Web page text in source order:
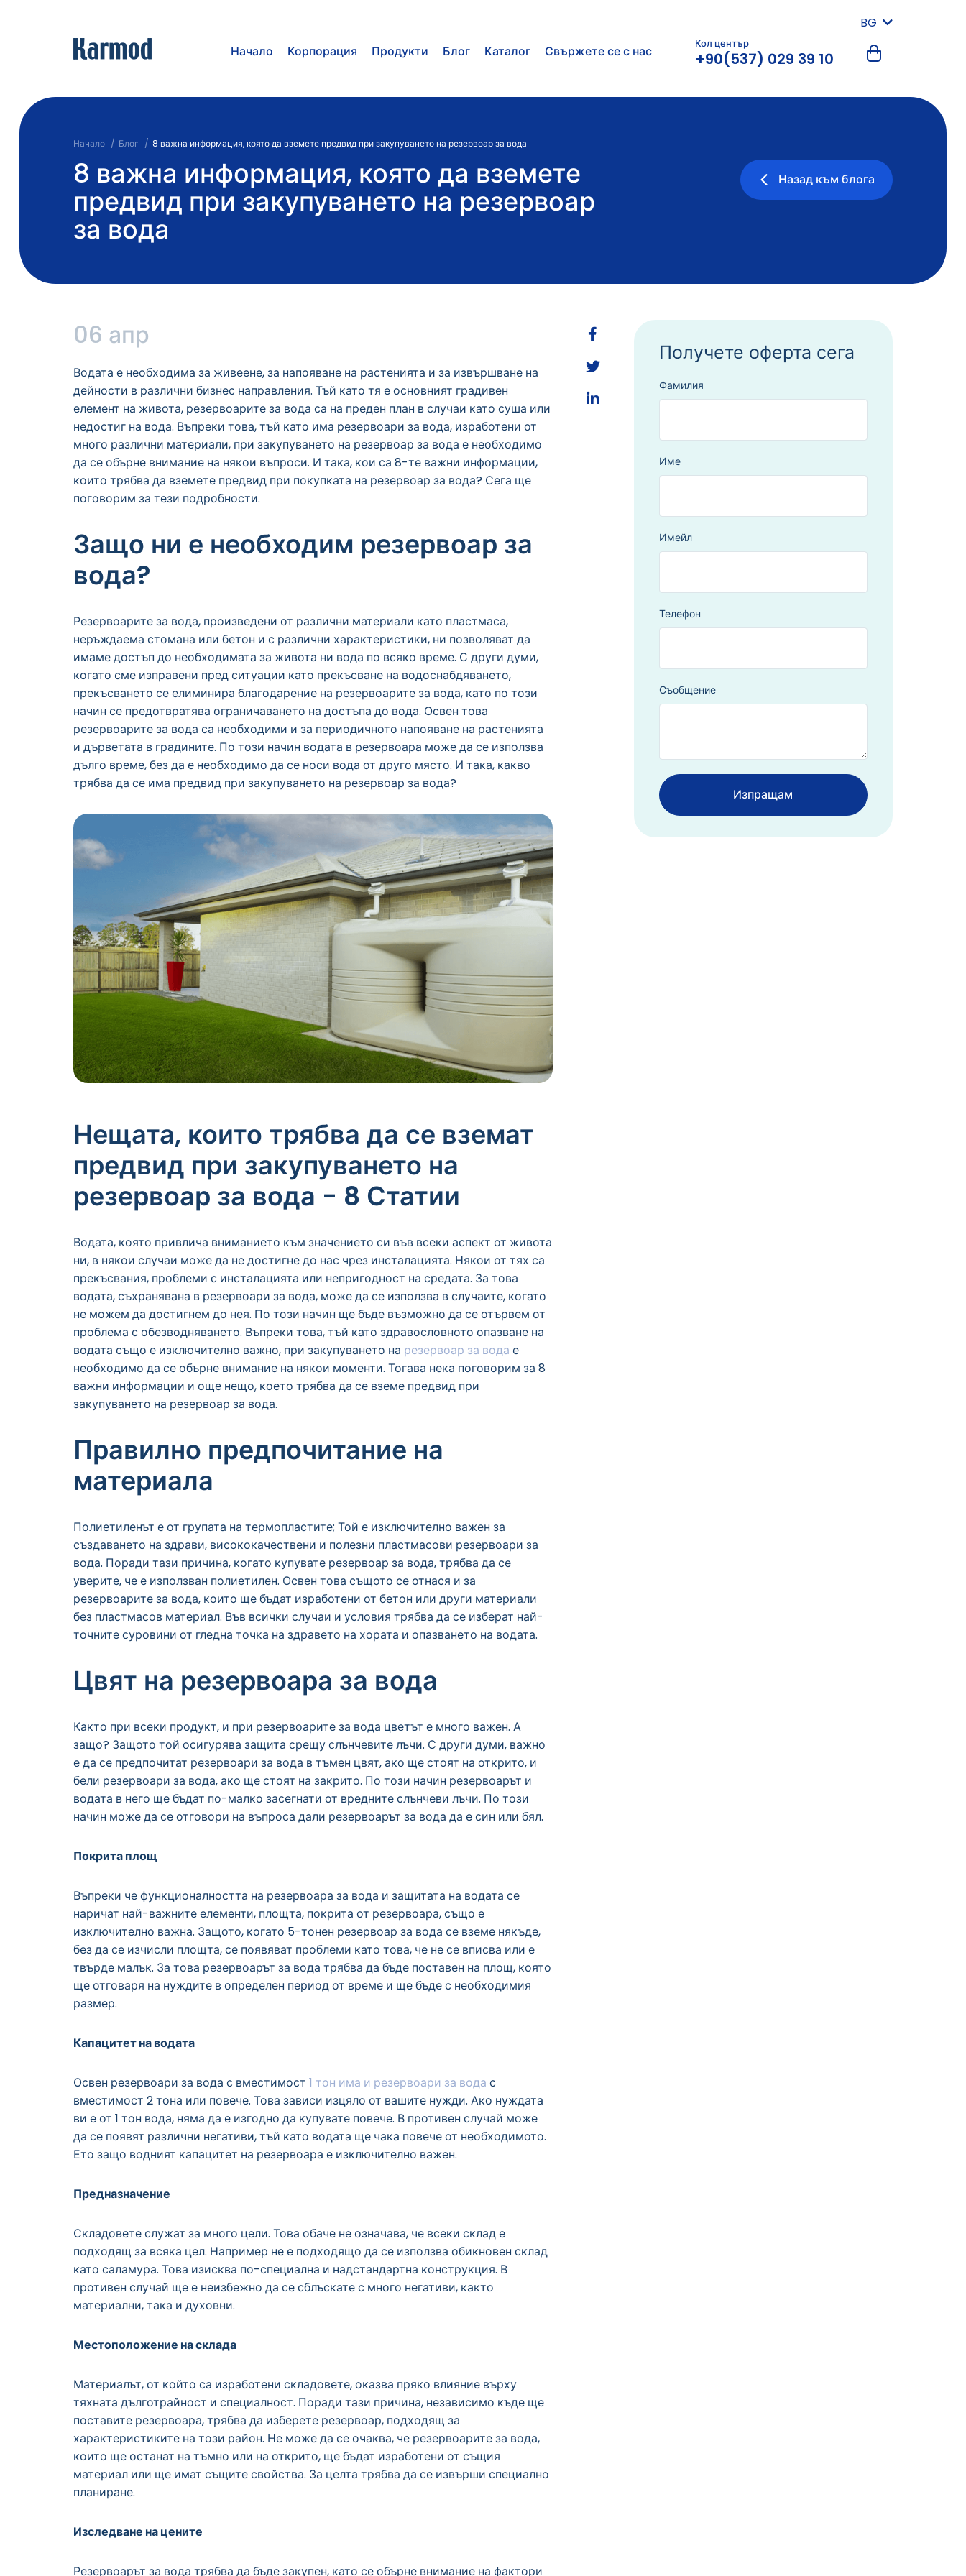
BG
Начало
Корпорация Продукти Блог Каталог Свържете се с нас Кол център
+90(537) 029 39 10
Начало Блог 8 важна информация, която да вземете предвид при закупуването на резервоар за вода
8 важна информация, която да вземете
предвид при закупуването на резервоар
за вода
Назад към блога
06 апр
Водата е необходима за живеене, за напояване на растенията и за извършване на
дейности в различни бизнес направления. Тъй като тя е основният градивен
елемент на живота, резервоарите за вода са на преден план в случаи като суша или
недостиг на вода. Въпреки това, тъй като има резервоари за вода, изработени от
много различни материали, при закупуването на резервоар за вода е необходимо
да се обърне внимание на някои въпроси. И така, кои са 8-те важни информации,
които трябва да вземете предвид при покупката на резервоар за вода? Сега ще
поговорим за тези подробности.
Защо ни е необходим резервоар за
вода?
Резервоарите за вода, произведени от различни материали като пластмаса,
неръждаема стомана или бетон и с различни характеристики, ни позволяват да
имаме достъп до необходимата за живота ни вода по всяко време. С други думи,
когато сме изправени пред ситуации като прекъсване на водоснабдяването,
прекъсването се елиминира благодарение на резервоарите за вода, като по този
начин се предотвратява ограничаването на достъпа до вода. Освен това
резервоарите за вода са необходими и за периодичното напояване на растенията
и дърветата в градините. По този начин водата в резервоара може да се използва
дълго време, без да е необходимо да се носи вода от друго място. И така, какво
трябва да се има предвид при закупуването на резервоар за вода?
Нещата, които трябва да се вземат
предвид при закупуването на
резервоар за вода - 8 Статии
Водата, която привлича вниманието към значението си във всеки аспект от живота
ни, в някои случаи може да не достигне до нас чрез инсталацията. Някои от тях са
прекъсвания, проблеми с инсталацията или непригодност на средата. За това
водата, съхранявана в резервоари за вода, може да се използва в случаите, когато
не можем да достигнем до нея. По този начин ще бъде възможно да се отървем от
проблема с обезводняването. Въпреки това, тъй като здравословното опазване на
водата също е изключително важно, при закупуването на резервоар за вода е
необходимо да се обърне внимание на някои моменти. Тогава нека поговорим за 8
важни информации и още нещо, което трябва да се вземе предвид при
закупуването на резервоар за вода.
Правилно предпочитание на
материала
Полиетиленът е от групата на термопластите; Той е изключително важен за
създаването на здрави, висококачествени и полезни пластмасови резервоари за
вода. Поради тази причина, когато купувате резервоар за вода, трябва да се
уверите, че е използван полиетилен. Освен това същото се отнася и за
резервоарите за вода, които ще бъдат изработени от бетон или други материали
без пластмасов материал. Във всички случаи и условия трябва да се изберат най-
точните суровини от гледна точка на здравето на хората и опазването на водата.
Цвят на резервоара за вода
Както при всеки продукт, и при резервоарите за вода цветът е много важен. А
защо? Защото той осигурява защита срещу слънчевите лъчи. С други думи, важно
е да се предпочитат резервоари за вода в тъмен цвят, ако ще стоят на открито, и
бели резервоари за вода, ако ще стоят на закрито. По този начин резервоарът и
водата в него ще бъдат по-малко засегнати от вредните слънчеви лъчи. По този
начин може да се отговори на въпроса дали резервоарът за вода да е син или бял.
Покрита площ
Въпреки че функционалността на резервоара за вода и защитата на водата се
наричат най-важните елементи, площта, покрита от резервоара, също е
изключително важна. Защото, когато 5-тонен резервоар за вода се вземе някъде,
без да се изчисли площта, се появяват проблеми като това, че не се вписва или е
твърде малък. За това резервоарът за вода трябва да бъде поставен на площ, която
ще отговаря на нуждите в определен период от време и ще бъде с необходимия
размер.
Капацитет на водата
Освен резервоари за вода с вместимост 1 тон има и резервоари за вода с
вместимост 2 тона или повече. Това зависи изцяло от вашите нужди. Ако нуждата
ви е от 1 тон вода, няма да е изгодно да купувате повече. В противен случай може
да се появят различни негативи, тъй като водата ще чака повече от необходимото.
Ето защо водният капацитет на резервоара е изключително важен.
Предназначение
Складовете служат за много цели. Това обаче не означава, че всеки склад е
подходящ за всяка цел. Например не е подходящо да се използва обикновен склад
като саламура. Това изисква по-специална и надстандартна конструкция. В
противен случай ще е неизбежно да се сблъскате с много негативи, както
материални, така и духовни.
Местоположение на склада
Материалът, от който са изработени складовете, оказва пряко влияние върху
тяхната дълготрайност и специалност. Поради тази причина, независимо къде ще
поставите резервоара, трябва да изберете резервоар, подходящ за
характеристиките на този район. Не може да се очаква, че резервоарите за вода,
които ще останат на тъмно или на открито, ще бъдат изработени от същия
материал или ще имат същите свойства. За целта трябва да се извърши специално
планиране.
Изследване на цените
Резервоарът за вода трябва да бъде закупен, като се обърне внимание на фактори
Получете оферта сега
Фамилия
Име
Имейл
Телефон
Съобщение
Изпращам